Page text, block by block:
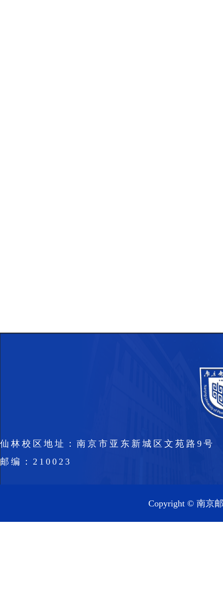
仙林校区地址：南京市亚东新城区文苑路9号
邮编：210023
Copyright © 南京